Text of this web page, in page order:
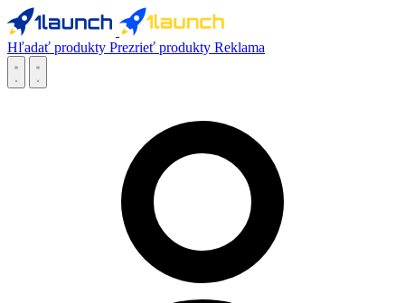
Hľadať produkty Prezrieť produkty Reklama